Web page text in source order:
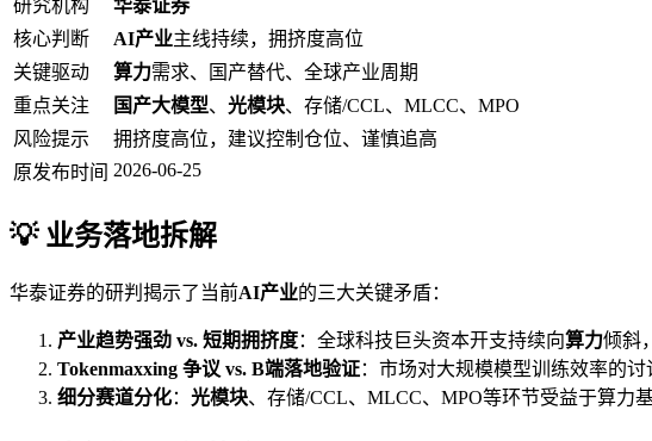
研究机构
华泰证券
核心判断
AI产业主线持续，拥挤度高位
关键驱动
算力需求、国产替代、全球产业周期
重点关注
国产大模型、 光模块、存储/CCL、MLCC、MPO
风险提示
拥挤度高位，建议控制仓位、谨慎追高
原发布时间 2026-06-25
💡 业务落地拆解
华泰证券的研判揭示了当前AI产业的三大关键矛盾：
产业趋势强劲 vs. 短期拥挤度：全球科技巨头资本开支持续向算力倾斜
Tokenmaxxing 争议 vs. B端落地验证：市场对大规模模型训练效率的讨
细分赛道分化： 光模块、存储/CCL、MLCC、MPO等环节受益于算力